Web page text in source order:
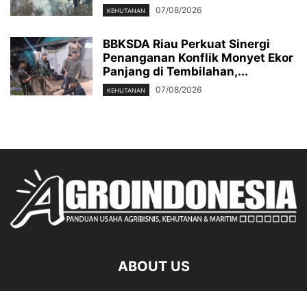
KEHUTANAN 07/08/2026
BBKSDA Riau Perkuat Sinergi
Penanganan Konflik Monyet Ekor
Panjang di Tembilahan,...
KEHUTANAN 07/08/2026
ABOUT US